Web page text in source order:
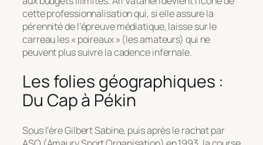
cette professionnalisation qui, si elle assure la
pérennité de l’épreuve médiatique, laisse sur le
carreau les « poireaux » (les amateurs) qui ne
peuvent plus suivre la cadence infernale.
Les folies géographiques :
Du Cap à Pékin
Sous l’ère Gilbert Sabine, puis après le rachat par